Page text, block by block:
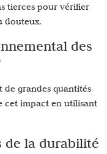
tierces pour vérifier
douteux.
des
de grandes quantités
cet impact en utilisant
de la durabilité